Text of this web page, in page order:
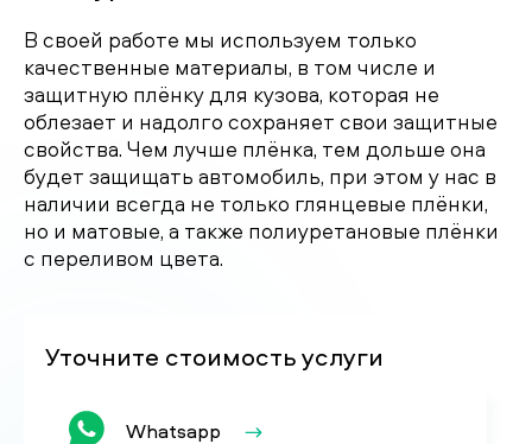
В своей работе мы используем только
качественные материалы, в том числе и
защитную плёнку для кузова, которая не
облезает и надолго сохраняет свои защитные
свойства. Чем лучше плёнка, тем дольше она
будет защищать автомобиль, при этом у нас в
наличии всегда не только глянцевые плёнки,
но и матовые, а также полиуретановые плёнки
с переливом цвета.
Уточните стоимость услуги
Whatsapp